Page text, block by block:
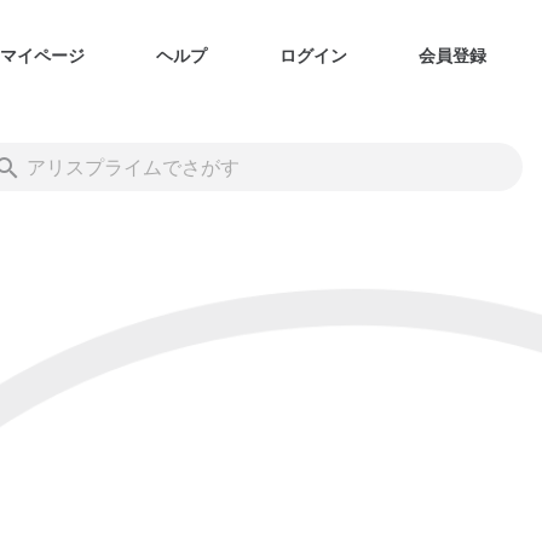
マイページ ヘルプ ログイン 会員登録